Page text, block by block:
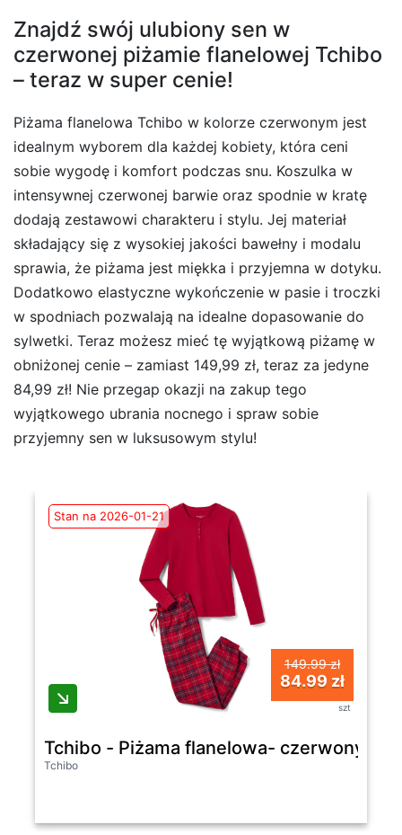
Znajdź swój ulubiony sen w
czerwonej piżamie flanelowej Tchibo
– teraz w super cenie!
Piżama flanelowa Tchibo w kolorze czerwonym jest
idealnym wyborem dla każdej kobiety, która ceni
sobie wygodę i komfort podczas snu. Koszulka w
intensywnej czerwonej barwie oraz spodnie w kratę
dodają zestawowi charakteru i stylu. Jej materiał
składający się z wysokiej jakości bawełny i modalu
sprawia, że piżama jest miękka i przyjemna w dotyku.
Dodatkowo elastyczne wykończenie w pasie i troczki
w spodniach pozwalają na idealne dopasowanie do
sylwetki. Teraz możesz mieć tę wyjątkową piżamę w
obniżonej cenie – zamiast 149,99 zł, teraz za jedyne
84,99 zł! Nie przegap okazji na zakup tego
wyjątkowego ubrania nocnego i spraw sobie
przyjemny sen w luksusowym stylu!
Stan na 2026-01-21
149.99 zł
84.99 zł
szt
Tchibo - Piżama flanelowa- czerwony
Tchibo